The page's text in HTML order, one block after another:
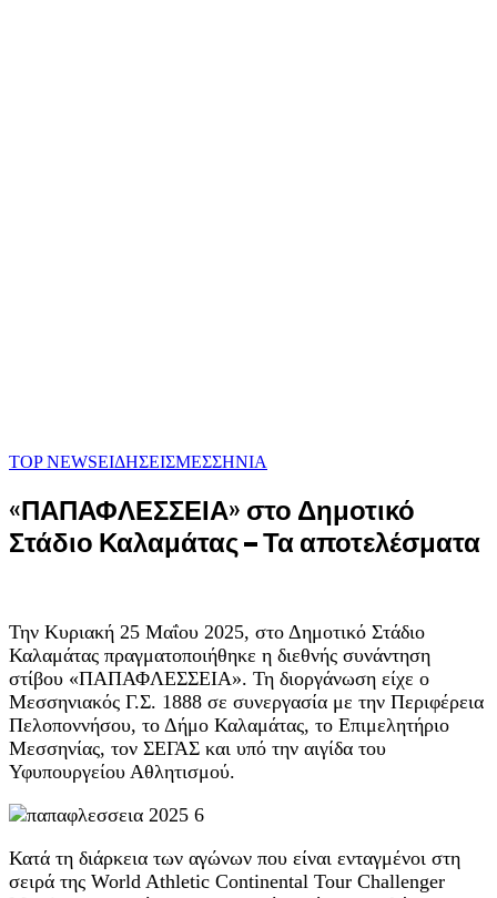
TOP NEWSΕΙΔΗΣΕΙΣΜΕΣΣΗΝΙΑ
«ΠΑΠΑΦΛΕΣΣΕΙΑ» στο Δημοτικό
Στάδιο Καλαμάτας – Τα αποτελέσματα
Την Κυριακή 25 Μαΐου 2025, στο Δημοτικό Στάδιο
Καλαμάτας πραγματοποιήθηκε η διεθνής συνάντηση
στίβου «ΠΑΠΑΦΛΕΣΣΕΙΑ». Τη διοργάνωση είχε ο
Μεσσηνιακός Γ.Σ. 1888 σε συνεργασία με την Περιφέρεια
Πελοποννήσου, το Δήμο Καλαμάτας, το Επιμελητήριο
Μεσσηνίας, τον ΣΕΓΑΣ και υπό την αιγίδα του
Υφυπουργείου Αθλητισμού.
Κατά τη διάρκεια των αγώνων που είναι ενταγμένοι στη
σειρά της World Athletic Continental Tour Challenger